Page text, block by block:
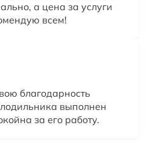
а цена за услуги
всем!
благодарность
выполнен
за его работу.